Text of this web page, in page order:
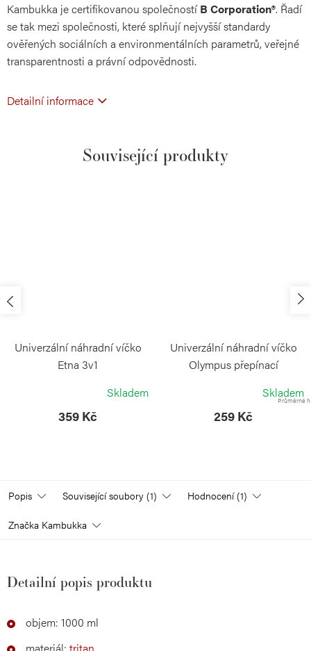
Kambukka je certifikovanou společnostíB Corporation®. Řadí
se tak mezi společnosti, které splňují nejvyšší standardy
ověřených sociálních a environmentálních parametrů, veřejné
transparentnosti a právní odpovědnosti.
Detailní informace
Související produkty
Univerzální náhradní víčko
Etna 3v1
Skladem
359 Kč
Univerzální náhradní víčko
Olympus přepínací
Skladem
259 Kč
Průměrné
Popis Související soubory (1) Hodnocení (1)
Značka Kambukka
Detailní popis produktu
objem: 1000 ml
materiál: tritan